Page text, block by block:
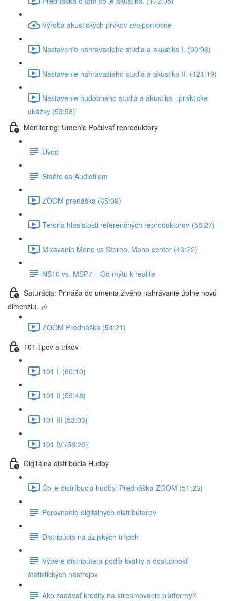
Výroba akustických prvkov svojpomocne
Nastavenie nahravacieho studia a akustika I. (90:06)
Nastavenie nahravacieho studia a akustika II. (121:19)
Nastavenie hudobneho studia a akustika - prakticke
ukážky (53:58)
Monitoring: Umenie Počúvať reproduktory
Úvod
Staňte sa Audiofilom
ZOOM prenáška (65:09)
Teroria hlasistosti referenčných reproduktorov (58:27)
Mixavanie Mono vs Stereo. Mono center (43:22)
NS10 vs. MSP7 – Od mýtu k realite
Saturácia: Prináša do umenia živého nahrávanie úplne novú
dimenziu. 🎶
ZOOM Prednáška (54:21)
101 tipov a trikov
101 I. (60:10)
101 II (59:48)
101 III (53:03)
101 IV (58:29)
Digitálna distribúcia Hudby
Čo je distríbucia hudby. Prednáška ZOOM (51:23)
Porovnanie digitálnych distribútorov
Distribúcia na ázijských trhoch
Výbere distribútera podľa kvality a dostupnosť
štatistických nástrojov
Ako zadávať kredity na streamovacie platformy?